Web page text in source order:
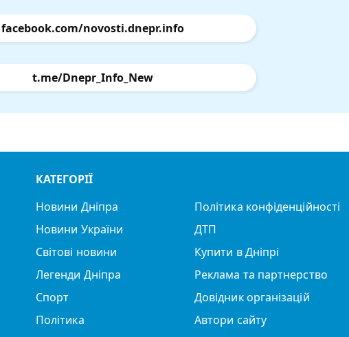
facebook.com/novosti.dnepr.info
t.me/Dnepr_Info_New
КАТЕГОРІЇ
Новини Дніпра
Новини України
Світові новини
Легенди Дніпра
Спорт
Політика
Політика конфіденційності
ДТП
Купити в Дніпрі
Реклама та партнерство
Довідник організацій
Автори сайту